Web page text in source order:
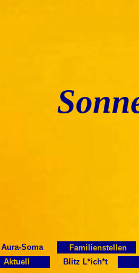
Aura-Soma
Familienstellen
Aktuel Blitz L*ich*t